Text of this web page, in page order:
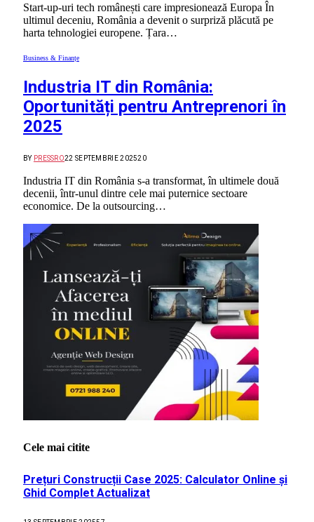
Start-up-uri tech românești care impresionează Europa În
ultimul deceniu, România a devenit o surpriză plăcută pe
harta tehnologiei europene. Țara…
Business & Finanțe
Industria IT din România:
Oportunități pentru Antreprenori în
2025
BY PRESSRO22 SEPTEMBRIE 202520
Industria IT din România s-a transformat, în ultimele două
decenii, într-unul dintre cele mai puternice sectoare
economice. De la outsourcing…
Cele mai citite
Prețuri Construcții Case 2025: Calculator Online și
Ghid Complet Actualizat